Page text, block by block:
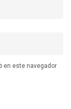
en este navegador